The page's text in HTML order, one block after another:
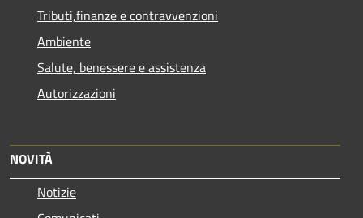
Tributi,finanze e contravvenzioni
Ambiente
Salute, benessere e assistenza
Autorizzazioni
NOVITÀ
Notizie